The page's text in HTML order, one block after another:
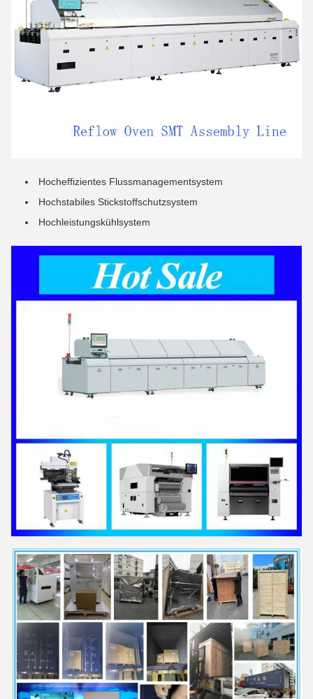
Hocheffizientes Flussmanagementsystem
Hochstabiles Stickstoffschutzsystem
Hochleistungskühlsystem